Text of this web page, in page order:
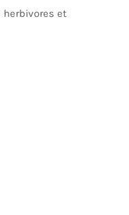
herbivores et